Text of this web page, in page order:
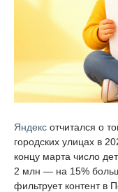
Яндекс отчитался о
городских улицах в
концу марта число
2 млн — на 15%
фильтрует контент в